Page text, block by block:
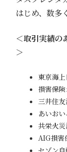
はじめ、数多
＜取引実績の
＞
東京海
損害保
三井住
あいお
共栄火
AIG損害